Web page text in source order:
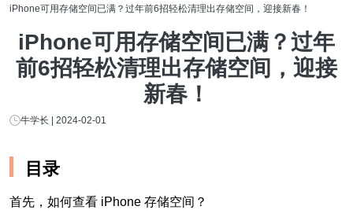
iPhone可用存储空间已满？过年前6招轻松清理出存储空间，迎接新春！
iPhone可用存储空间已满？过年
前6招轻松清理出存储空间，迎接
新春！
牛学长 | 2024-02-01
目录
首先，如何查看 iPhone 存储空间？